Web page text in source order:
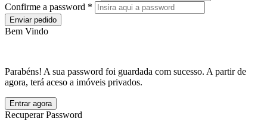
Confirme a password *
Enviar pedido
Bem Vindo
Parabéns! A sua password foi guardada com sucesso. A partir de
agora, terá aceso a imóveis privados.
Entrar agora
Recuperar Password